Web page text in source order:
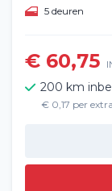
5 deuren
€ 60,75
200 km
€ 0,17 per